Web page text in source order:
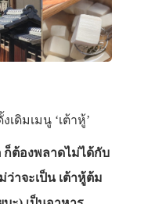
เดิมเมนู ‘เต้าหู้’
ก็ต้องพลาดไม่ได้กับ
ว่าจะเป็น เต้าหู้ต้ม